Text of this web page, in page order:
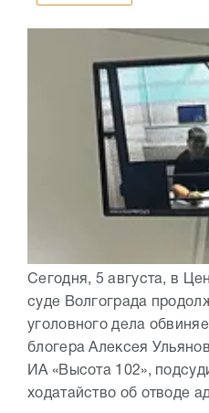
Сегодня, 5 августа, в
суде Волгограда
уголовного дела
блогера Алексея
ИА «Высота 102»,
ходатайство об отводе